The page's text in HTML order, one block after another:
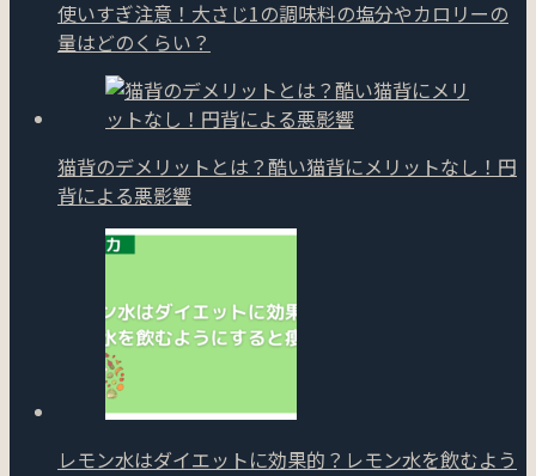
使いすぎ注意！大さじ1の調味料の塩分やカロリーの
量はどのくらい？
猫背のデメリットとは？酷い猫背にメリットなし！円
背による悪影響
レモン水はダイエットに効果的？レモン水を飲むよう